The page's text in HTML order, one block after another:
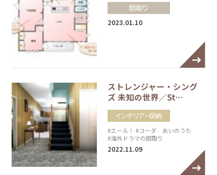
間取り
2023.01.10
ストレンジャー・シング
ズ 未知の世界／St…
インテリア・収納
#エール！ #コーダ あいのうた
#海外ドラマの間取り
2022.11.09